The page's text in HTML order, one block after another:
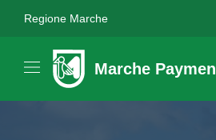
Regione Marche
Marche